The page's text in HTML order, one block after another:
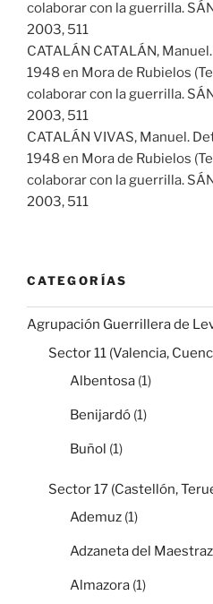
colaborar con la guerrilla.
2003, 511
CATALÁN CATALÁN,
1948 en Mora de Rubielos
colaborar con la guerrilla.
2003, 511
CATALÁN VIVAS, Manuel.
1948 en Mora de Rubielos
colaborar con la guerrilla.
2003, 511
CATEGORÍAS
Agrupación Guerrillera de
Sector 11 (Valencia,
Albentosa (1)
Benijardó (1)
Buñol (1)
Sector 17 (Castellón,
Ademuz (1)
Adzaneta del
Almazora (1)